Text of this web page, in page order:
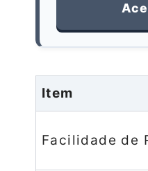
Item
Facilidade de